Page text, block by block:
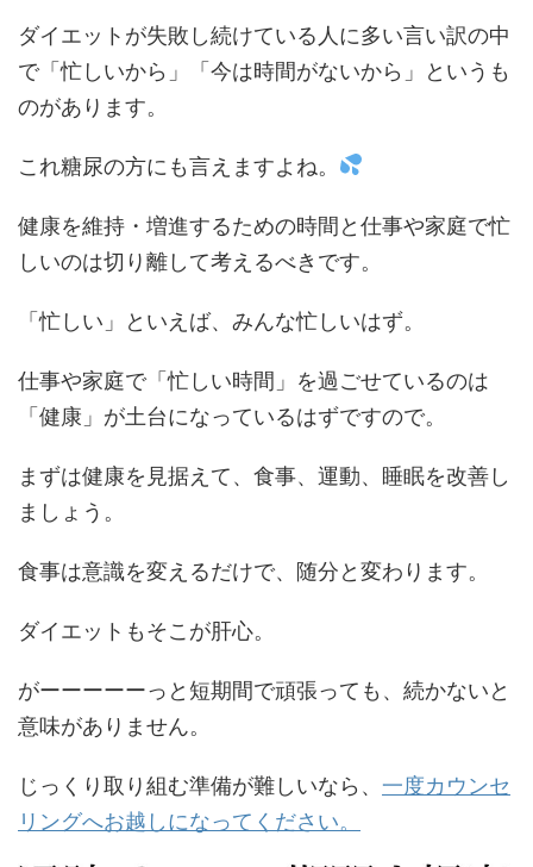
ダイエットが失敗し続けている人に多い言い訳の中
で「忙しいから」「今は時間がないから」というも
のがあります。
これ糖尿の方にも言えますよね。
健康を維持・増進するための時間と仕事や家庭で忙
しいのは切り離して考えるべきです。
「忙しい」といえば、みんな忙しいはず。
仕事や家庭で「忙しい時間」を過ごせているのは
「健康」が土台になっているはずですので。
まずは健康を見据えて、食事、運動、睡眠を改善し
ましょう。
食事は意識を変えるだけで、随分と変わります。
ダイエットもそこが肝心。
がーーーーーっと短期間で頑張っても、続かないと
意味がありません。
じっくり取り組む準備が難しいなら、 一度カウンセ
リングへお越しになってください。